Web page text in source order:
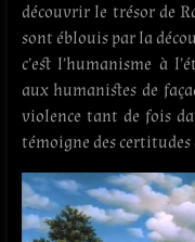
découvrir le trésor de
sont éblouis par la
c’est l’humanisme à
aux humanistes de
violence tant de fois
témoigne des certitudes